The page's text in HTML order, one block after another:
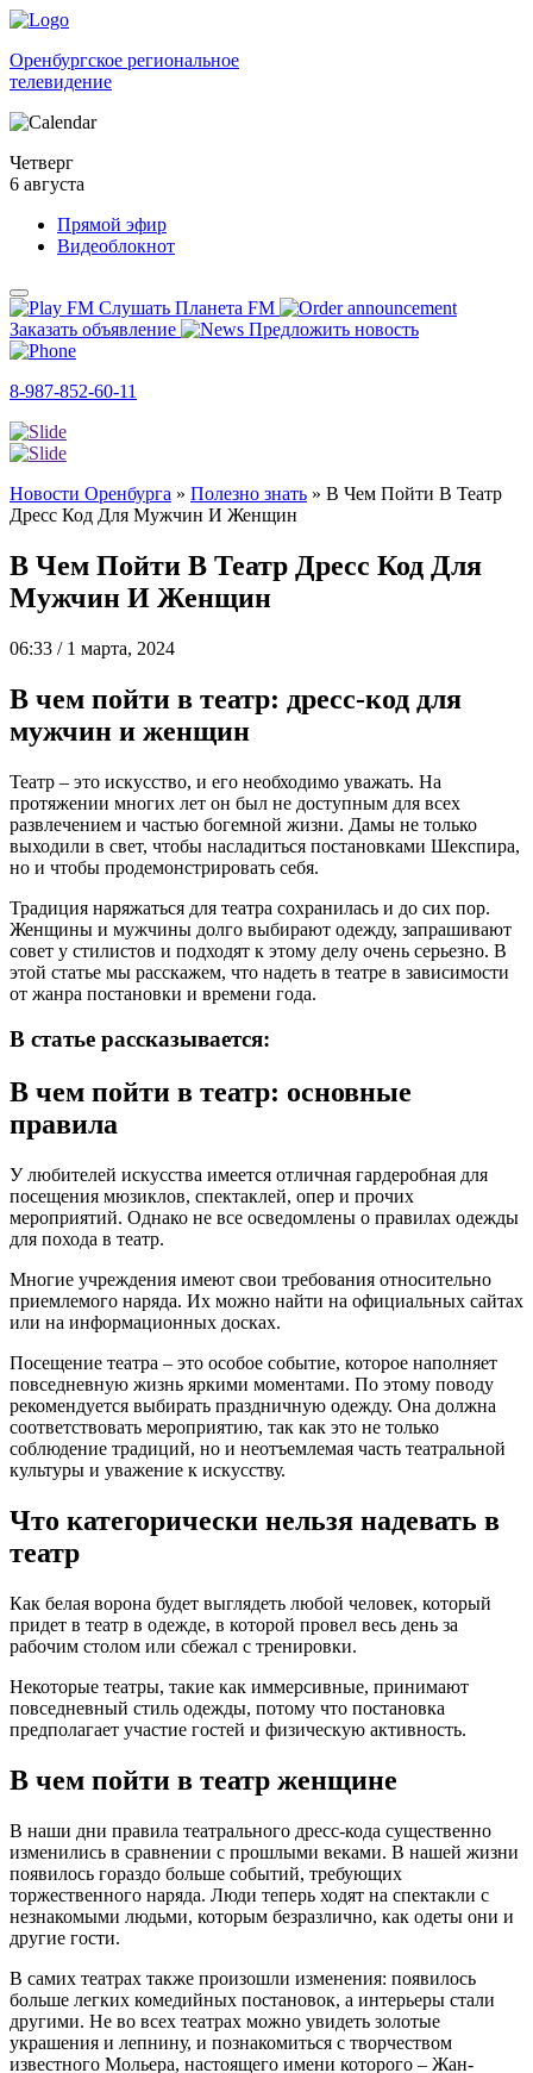
Оренбургское региональное
телевидение
Четверг
6 августа
Прямой эфир
Видеоблокнот
Слушать Планета FM
Заказать объявление
Предложить новость
8-987-852-60-11
Новости Оренбурга » Полезно знать » В Чем Пойти В Театр
Дресс Код Для Мужчин И Женщин
В Чем Пойти В Театр Дресс Код Для
Мужчин И Женщин
06:33 / 1 марта, 2024
В чем пойти в театр: дресс-код для
мужчин и женщин
Театр – это искусство, и его необходимо уважать. На
протяжении многих лет он был не доступным для всех
развлечением и частью богемной жизни. Дамы не только
выходили в свет, чтобы насладиться постановками Шекспира,
но и чтобы продемонстрировать себя.
Традиция наряжаться для театра сохранилась и до сих пор.
Женщины и мужчины долго выбирают одежду, запрашивают
совет у стилистов и подходят к этому делу очень серьезно. В
этой статье мы расскажем, что надеть в театре в зависимости
от жанра постановки и времени года.
В статье рассказывается:
В чем пойти в театр: основные
правила
У любителей искусства имеется отличная гардеробная для
посещения мюзиклов, спектаклей, опер и прочих
мероприятий. Однако не все осведомлены о правилах одежды
для похода в театр.
Многие учреждения имеют свои требования относительно
приемлемого наряда. Их можно найти на официальных сайтах
или на информационных досках.
Посещение театра – это особое событие, которое наполняет
повседневную жизнь яркими моментами. По этому поводу
рекомендуется выбирать праздничную одежду. Она должна
соответствовать мероприятию, так как это не только
соблюдение традиций, но и неотъемлемая часть театральной
культуры и уважение к искусству.
Что категорически нельзя надевать в
театр
Как белая ворона будет выглядеть любой человек, который
придет в театр в одежде, в которой провел весь день за
рабочим столом или сбежал с тренировки.
Некоторые театры, такие как иммерсивные, принимают
повседневный стиль одежды, потому что постановка
предполагает участие гостей и физическую активность.
В чем пойти в театр женщине
В наши дни правила театрального дресс-кода существенно
изменились в сравнении с прошлыми веками. В нашей жизни
появилось гораздо больше событий, требующих
торжественного наряда. Люди теперь ходят на спектакли с
незнакомыми людьми, которым безразлично, как одеты они и
другие гости.
В самих театрах также произошли изменения: появилось
больше легких комедийных постановок, а интерьеры стали
другими. Не во всех театрах можно увидеть золотые
украшения и лепнину, и познакомиться с творчеством
известного Мольера, настоящего имени которого – Жан-